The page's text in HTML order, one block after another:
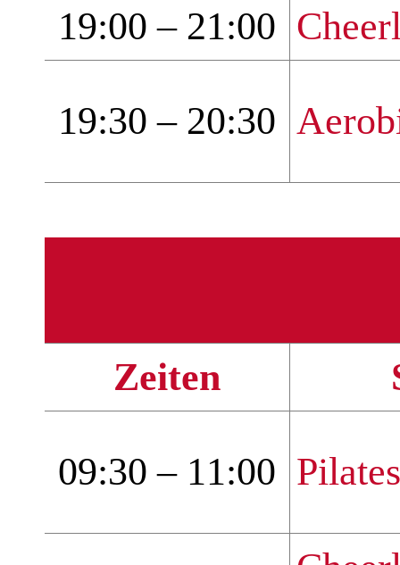
19:00 – 21:00
19:30 – 20:30
Zeiten
09:30 – 11:00